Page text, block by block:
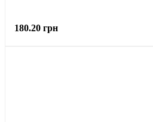
180.20 грн